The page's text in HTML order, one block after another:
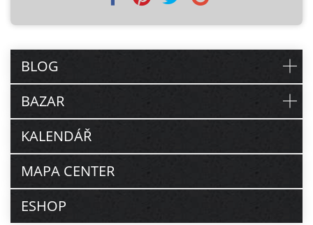
BLOG
BAZAR
KALENDÁŘ
MAPA CENTER
ESHOP